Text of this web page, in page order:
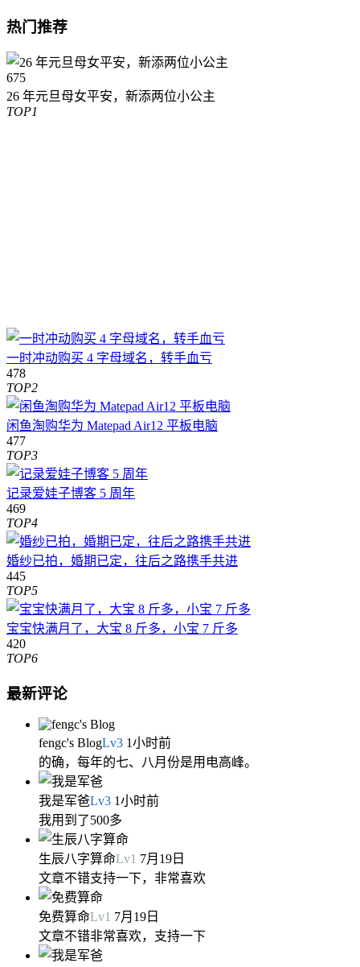
热门推荐
675
26 年元旦母女平安，新添两位小公主
TOP1
一时冲动购买 4 字母域名，转手血亏
478
TOP2
闲鱼淘购华为 Matepad Air12 平板电脑
477
TOP3
记录爱娃子博客 5 周年
469
TOP4
婚纱已拍，婚期已定，往后之路携手共进
445
TOP5
宝宝快满月了，大宝 8 斤多，小宝 7 斤多
420
TOP6
最新评论
fengc's BlogLv3 1小时前
的确，每年的七、八月份是用电高峰。
我是军爸Lv3 1小时前
我用到了500多
生辰八字算命Lv1 7月19日
文章不错支持一下，非常喜欢
免费算命Lv1 7月19日
文章不错非常喜欢，支持一下